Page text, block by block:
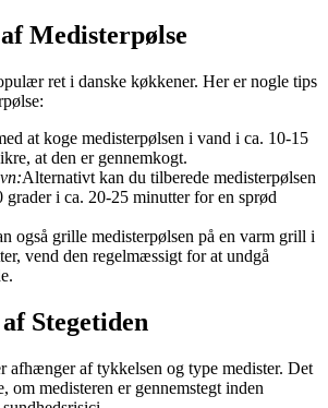
Medisterpølse
ret i danske køkkener. Her er nogle tips
at koge medisterpølsen i vand i ca. 10-15
at den er gennemkogt.
Alternativt kan du tilberede medisterpølsen
grader i ca. 20-25 minutter for en sprød
også grille medisterpølsen på en varm grill i
vend den regelmæssigt for at undgå
Stegetiden
afhænger af tykkelsen og type medister. Det
om medisteren er gennemstegt inden